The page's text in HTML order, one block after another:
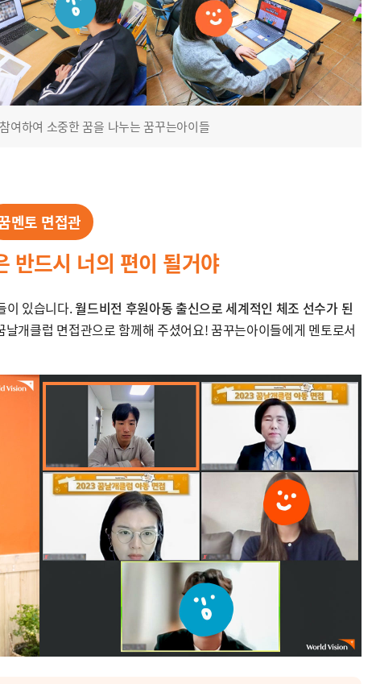
여하여 소중한 꿈을 나누는 꿈꾸는아이들
멘토 면접관
반드시 너의 편이 될거야
이 있습니다.월드비전 후원아동 출신으로 세계적인 체조 선수가 된
날개클럽 면접관으로 함께해 주셨어요! 꿈꾸는아이들에게 멘토로서